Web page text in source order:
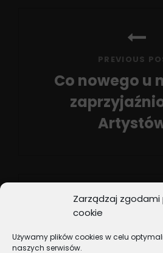
Zarządzaj zgodami
cookie
Używamy plików cookies w celu
naszych serwisów.
PREVIOUS
Co nowego u
Przegląd list